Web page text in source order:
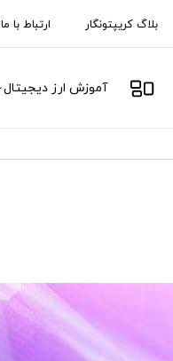
بلاگ کریپتونگار ارتباط با ما
آموزش ارز دیجیتال